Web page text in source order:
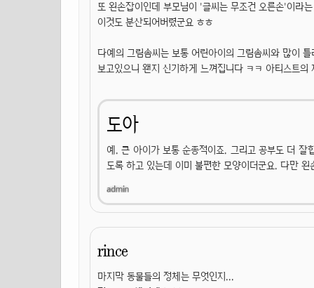
또 왼손잡이인데 부모님이 '글씨는 무조건 오른손'이라
이것도 분산되어버렸군요 ㅎㅎ
다예의 그림솜씨는 보통 어린아이의 그림솜씨와 많이 틀
보고있으니 왠지 신기하게 느껴집니다 ㅋㅋ 아티스트의
도아
예. 큰 아이가 보통 순종적이죠. 그리고 공부도 더
도록 하고 있는데 이미 불편한 모양이더군요. 다만
rince
마지막 동물들의 정체는 무엇인지...